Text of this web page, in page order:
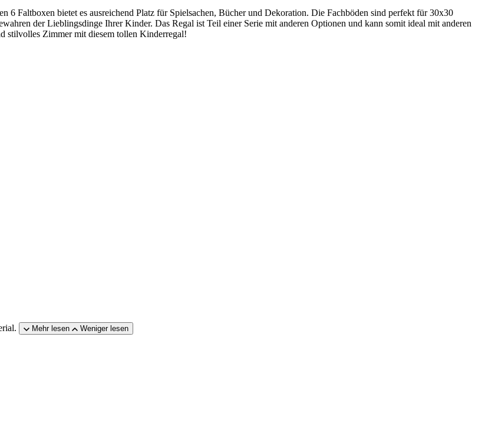
Faltboxen bietet es ausreichend Platz für Spielsachen, Bücher und Dekoration. Die Fachböden sind perfekt für 30x30
der Lieblingsdinge Ihrer Kinder. Das Regal ist Teil einer Serie mit anderen Optionen und kann somit ideal mit anderen
stilvolles Zimmer mit diesem tollen Kinderregal!
Mehr lesen Weniger lesen